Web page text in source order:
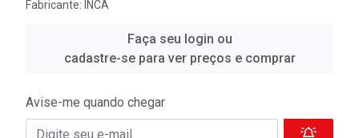
Fabricante: INCA
Faça seu login ou
cadastre-se para ver preços e comprar
Avise-me quando chegar